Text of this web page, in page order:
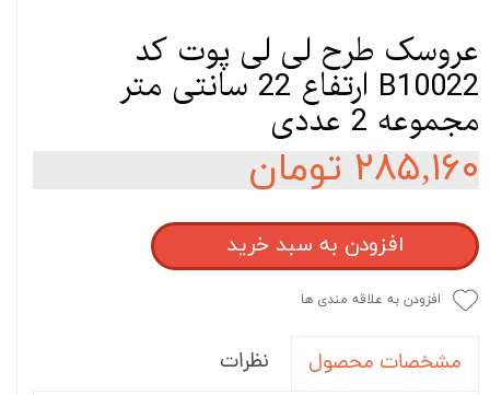
عروسک طرح لی لی پوت کد
B10022 ارتفاع 22 سانتی متر
مجموعه 2 عددی
۲۸۵,۱۶۰ تومان
افزودن به سبد خرید
افزودن به علاقه مندی ها
مشخصات محصول نظرات